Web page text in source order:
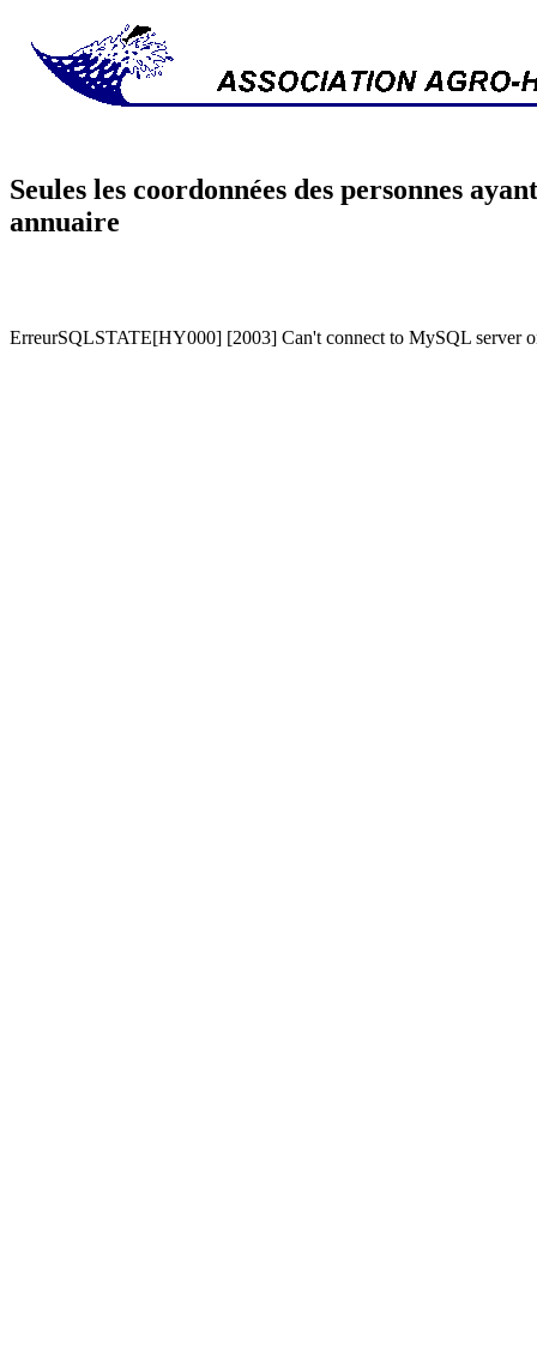
Seules les coordonnées des personnes
annuaire
ErreurSQLSTATE[HY000] [2003] Can't connect to MySQL server